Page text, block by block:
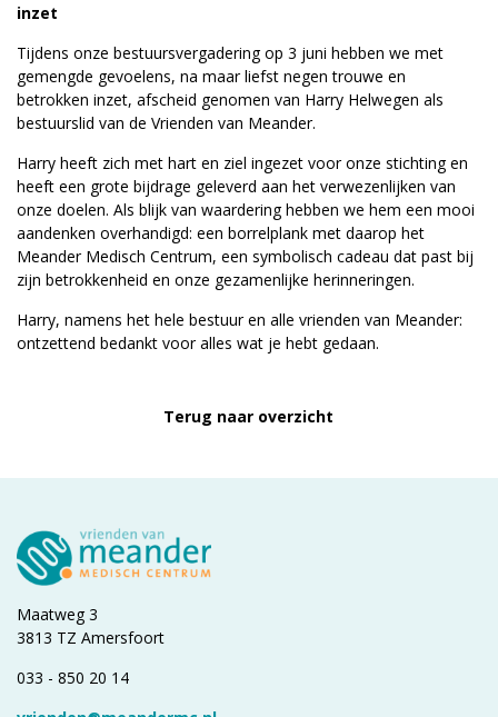
inzet
Tijdens onze bestuursvergadering op 3 juni hebben we met
gemengde gevoelens, na maar liefst negen trouwe en
betrokken inzet, afscheid genomen van Harry Helwegen als
bestuurslid van de Vrienden van Meander.
Harry heeft zich met hart en ziel ingezet voor onze stichting en
heeft een grote bijdrage geleverd aan het verwezenlijken van
onze doelen. Als blijk van waardering hebben we hem een mooi
aandenken overhandigd: een borrelplank met daarop het
Meander Medisch Centrum, een symbolisch cadeau dat past bij
zijn betrokkenheid en onze gezamenlijke herinneringen.
Harry, namens het hele bestuur en alle vrienden van Meander:
ontzettend bedankt voor alles wat je hebt gedaan.
Terug naar overzicht
Maatweg 3
3813 TZ Amersfoort
033 - 850 20 14